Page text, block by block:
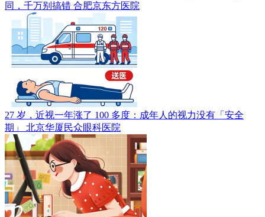
同，千万别搞错 合肥京东方医院
27 岁，近视一年涨了 100 多度：成年人的视力没有「安全
期」 北京华厦民众眼科医院